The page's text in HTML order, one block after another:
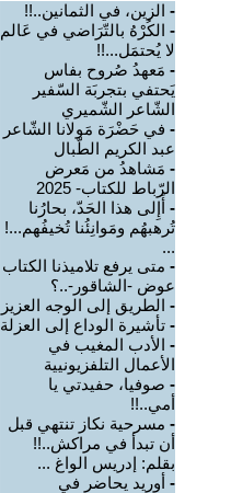
- الزين، في الثمانين..!!
- الكُرْهُ بالتّرَاضي في عَالم
لا يُحتمَل...!!
- مَعهدُ صُروح بفاس
يَحتفي بتجربَة السّفير
الشّاعر الشّميري
- في حَضْرَة مَولانا الشّاعر
عبد الكريم الطّبال
- مَشاهدُ من مَعرض
الرّباط للكتاب- 2025
- أَإِلى هذا الحَدّ، بحارُنا
تُرهبهُم ومَوانِئُنا تُخيفُهم...!
...
- متى يرفع تلاميذنا الكتاب
عوض -الشاقور-..؟
- الطريق إلى الوجه العزيز
- تأشيرة الوداع إلى العزلة
- الأدب المغيب في
الأعمال التلفزيونيية
- صوفيا، حفيدتي يا
أمي..!!
- مسرحية نكاز تنتهي قبل
أن تبدأ في مراكش..!!
بقلم: إدريس الواغ ...
- أوريد يحاضر في